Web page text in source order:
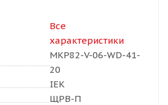
Все
характеристики
MKP82-V-06-WD-41-
20
IEK
ЩРВ-П